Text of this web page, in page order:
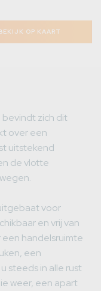
OP KAART
zich dit
over een
uitstekend
de vlotte
voor
en vrij van
een handelsruimte
een
steeds in alle rust
weer, een apart